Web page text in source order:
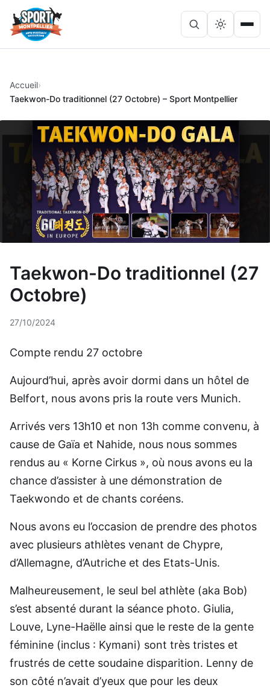
le
menu
Rechercher
sur
Lancer
la
recherche
Accueil
Taekwon-Do traditionnel (27 Octobre) – Sport Montpellier
Taekwon-Do traditionnel (27
Octobre)
27/10/2024
Compte rendu 27 octobre
Aujourd’hui, après avoir dormi dans un hôtel de
Belfort, nous avons pris la route vers Munich.
Arrivés vers 13h10 et non 13h comme convenu, à
cause de Gaïa et Nahide, nous nous sommes
rendus au « Korne Cirkus », où nous avons eu la
chance d’assister à une démonstration de
Taekwondo et de chants coréens.
Nous avons eu l’occasion de prendre des photos
avec plusieurs athlètes venant de Chypre,
d’Allemagne, d’Autriche et des Etats-Unis.
Malheureusement, le seul bel athlète (aka Bob)
s’est absenté durant la séance photo. Giulia,
Louve, Lyne-Haëlle ainsi que le reste de la gente
féminine (inclus : Kymani) sont très tristes et
frustrés de cette soudaine disparition. Lenny de
son côté n’avait d’yeux que pour les deux